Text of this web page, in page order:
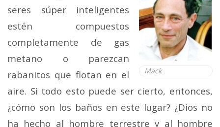
Mack
seres súper inteligentes
estén compuestos
completamente de gas
metano o parezcan
rabanitos que flotan en el
aire. Si todo esto puede ser cierto, entonces,
¿cómo son los baños en este lugar? ¿Dios no
ha hecho al hombre terrestre y al hombre